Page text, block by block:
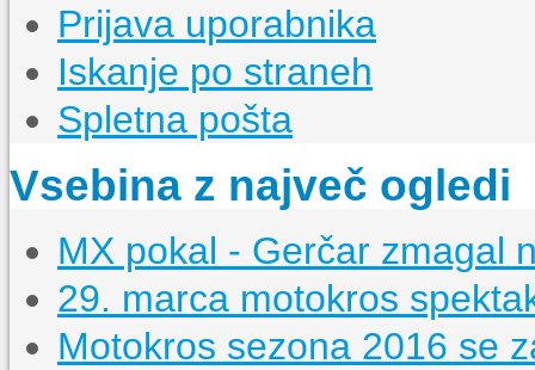
Prijava uporabnika
Iskanje po straneh
Spletna pošta
Vsebina z največ ogledi
MX pokal - Gerčar zmagal
29. marca motokros
Motokros sezona 2016 se